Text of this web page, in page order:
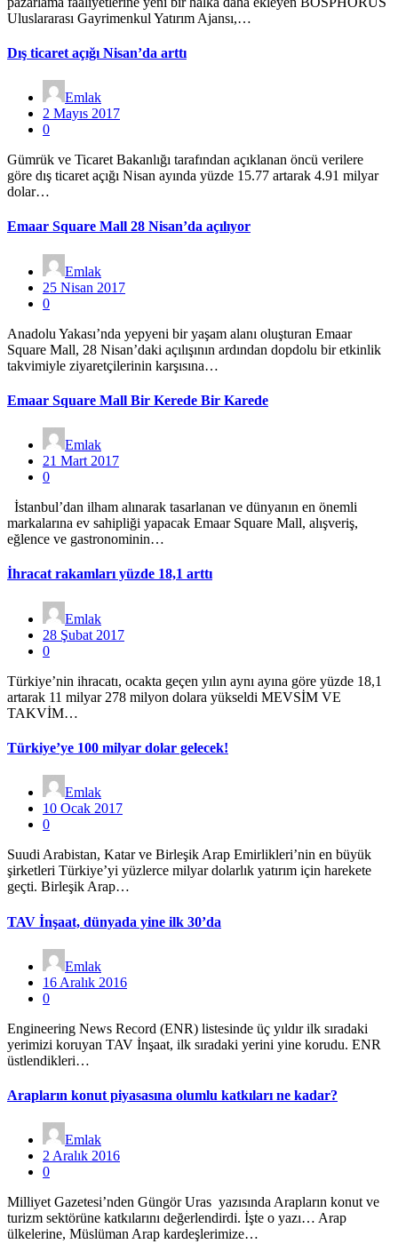
Uluslararası Gayrimenkul Yatırım Ajansı,…
Dış ticaret açığı Nisan’da arttı
Emlak
2 Mayıs 2017
0
Gümrük ve Ticaret Bakanlığı tarafından açıklanan öncü verilere
göre dış ticaret açığı Nisan ayında yüzde 15.77 artarak 4.91 milyar
dolar…
Emaar Square Mall 28 Nisan’da açılıyor
Emlak
25 Nisan 2017
0
Anadolu Yakası’nda yepyeni bir yaşam alanı oluşturan Emaar
Square Mall, 28 Nisan’daki açılışının ardından dopdolu bir etkinlik
takvimiyle ziyaretçilerinin karşısına…
Emaar Square Mall Bir Kerede Bir Karede
Emlak
21 Mart 2017
0
İstanbul’dan ilham alınarak tasarlanan ve dünyanın en önemli
markalarına ev sahipliği yapacak Emaar Square Mall, alışveriş,
eğlence ve gastronominin…
İhracat rakamları yüzde 18,1 arttı
Emlak
28 Şubat 2017
0
Türkiye’nin ihracatı, ocakta geçen yılın aynı ayına göre yüzde 18,1
artarak 11 milyar 278 milyon dolara yükseldi MEVSİM VE
TAKVİM…
Türkiye’ye 100 milyar dolar gelecek!
Emlak
10 Ocak 2017
0
Suudi Arabistan, Katar ve Birleşik Arap Emirlikleri’nin en büyük
şirketleri Türkiye’yi yüzlerce milyar dolarlık yatırım için harekete
geçti. Birleşik Arap…
TAV İnşaat, dünyada yine ilk 30’da
Emlak
16 Aralık 2016
0
Engineering News Record (ENR) listesinde üç yıldır ilk sıradaki
yerimizi koruyan TAV İnşaat, ilk sıradaki yerini yine korudu. ENR
üstlendikleri…
Arapların konut piyasasına olumlu katkıları ne kadar?
Emlak
2 Aralık 2016
0
Milliyet Gazetesi’nden Güngör Uras yazısında Arapların konut ve
turizm sektörüne katkılarını değerlendirdi. İşte o yazı… Arap
ülkelerine, Müslüman Arap kardeşlerimize…